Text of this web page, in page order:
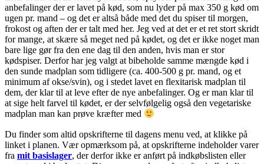
anbefalinger der er lavet på kød, som nu lyder på max 350 g kød om
ugen pr. mand – og det er altså både med det du spiser til morgen,
frokost og aften der er talt med her. Jeg ved at det er et ret stort skridt
for mange, at skære så meget ned på kødet, og det er ikke noget man
bare lige gør fra den ene dag til den anden, hvis man er stor
kødspiser. Derfor har jeg valgt at bibeholde samme mængde kød i
den sunde madplan som tidligere (ca. 400-500 g pr. mand, og et
minimum af okse/svin), og i stedet lavet en flexitarisk madplan til
dem, der klar til at leve efter de nye anbefalinger. Og er man klar til
at sige helt farvel til kødet, er der selvfølgelig også den vegetariske
madplan man kan prøve kræfter med
Du finder som altid opskrifterne til dagens menu ved, at klikke på
linket i planen. Vær opmærksom på, at opskrifterne indeholder varer
fra mit basislager, der derfor ikke er anført på indkøbslisten eller